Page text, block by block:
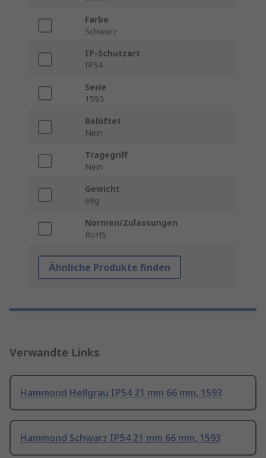
Farbe
Schwarz
IP-Schutzart
IP54
Serie
1593
Belüftet
Nein
Tragegriff
Nein
Gewicht
69g
Normen/Zulassungen
RoHS
Ähnliche Produkte finden
Verwandte Links
Hammond Hellgrau IP54 21 mm 66 mm, 1593
Hammond Schwarz IP54 21 mm 66 mm, 1593